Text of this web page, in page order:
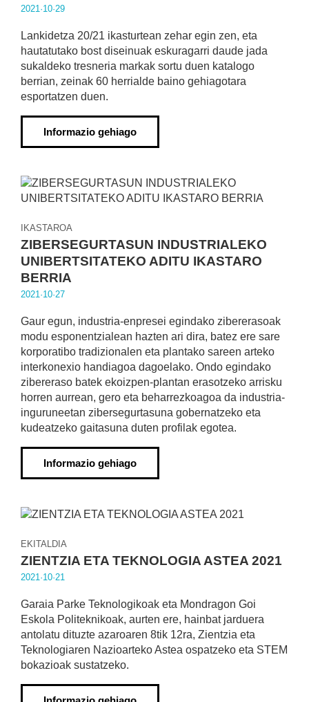
2021·10·29
Lankidetza 20/21 ikasturtean zehar egin zen, eta
hautatutako bost diseinuak eskuragarri daude jada
sukaldeko tresneria markak sortu duen katalogo
berrian, zeinak 60 herrialde baino gehiagotara
esportatzen duen.
Informazio gehiago
IKASTAROA
ZIBERSEGURTASUN INDUSTRIALEKO
UNIBERTSITATEKO ADITU IKASTARO
BERRIA
2021·10·27
Gaur egun, industria-enpresei egindako zibererasoak
modu esponentzialean hazten ari dira, batez ere sare
korporatibo tradizionalen eta plantako sareen arteko
interkonexio handiagoa dagoelako. Ondo egindako
zibereraso batek ekoizpen-plantan erasotzeko arrisku
horren aurrean, gero eta beharrezkoagoa da industria-
inguruneetan zibersegurtasuna gobernatzeko eta
kudeatzeko gaitasuna duten profilak egotea.
Informazio gehiago
EKITALDIA
ZIENTZIA ETA TEKNOLOGIA ASTEA 2021
2021·10·21
Garaia Parke Teknologikoak eta Mondragon Goi
Eskola Politeknikoak, aurten ere, hainbat jarduera
antolatu dituzte azaroaren 8tik 12ra, Zientzia eta
Teknologiaren Nazioarteko Astea ospatzeko eta STEM
bokazioak sustatzeko.